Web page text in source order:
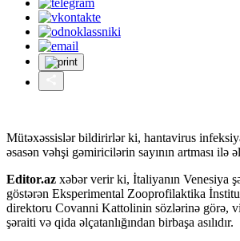
Mütəxəssislər bildirirlər ki, hantavirus
əsasən vəhşi gəmiricilərin sayının artması ilə
Editor.az xəbər verir ki, İtaliyanın Venesiya
göstərən Eksperimental Zooprofilaktika
direktoru Covanni Kattolinin sözlərinə görə,
şəraiti və qida əlçatanlığından birbaşa asılıdır.